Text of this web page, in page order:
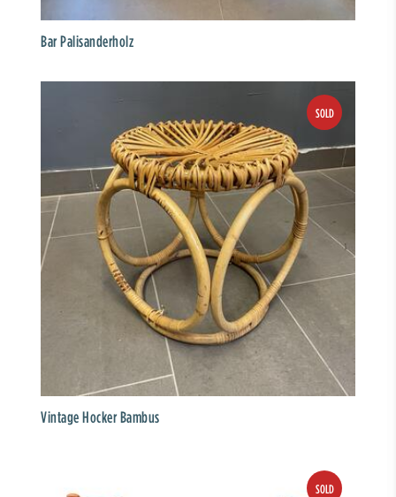
Bar Palisanderholz
Vintage Hocker Bambus